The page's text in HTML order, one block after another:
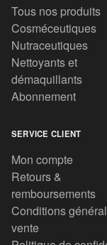
Tous nos produits
Cosméceutiques
Nutraceutiques
Nettoyants et
démaquillants
Abonnement
SERVICE CLIENT
Mon compte
Retours &
remboursements
Conditions
vente